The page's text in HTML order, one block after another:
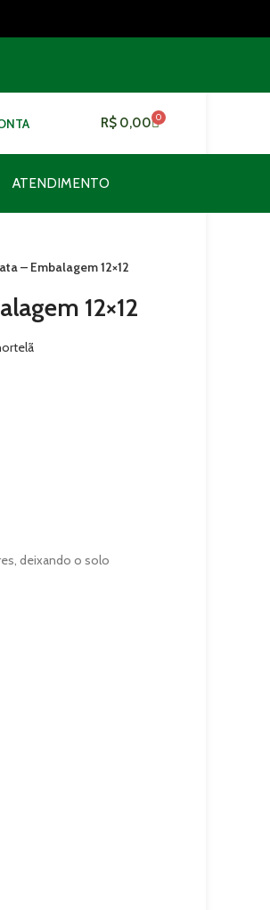
R$ 0,00 0
ATENDIMENTO
– Embalagem 12×12
12×12
deixando o solo